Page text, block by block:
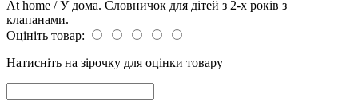
At home / У дома. Словничок для дітей з 2-х років з
клапанами.
Оцініть товар:
Натисніть на зірочку для оцінки товару